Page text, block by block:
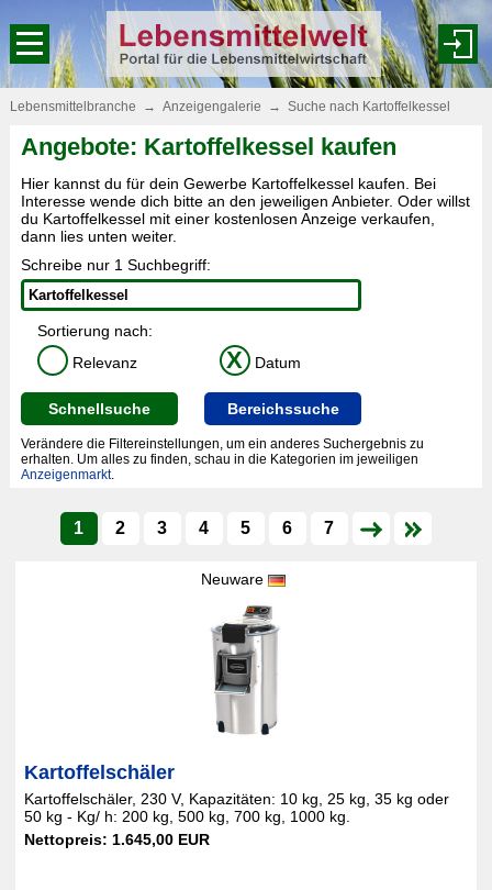
Lebensmittelbranche → Anzeigengalerie → Suche nach Kartoffelkessel
Angebote: Kartoffelkessel kaufen
Hier kannst du für dein Gewerbe Kartoffelkessel kaufen. Bei
Interesse wende dich bitte an den jeweiligen Anbieter. Oder willst
du Kartoffelkessel mit einer kostenlosen Anzeige verkaufen,
dann lies unten weiter.
Schreibe nur 1 Suchbegriff:
Sortierung nach:
Relevanz
X Datum
Schnellsuche Bereichssuche
Verändere die Filtereinstellungen, um ein anderes Suchergebnis zu
erhalten. Um alles zu finden, schau in die Kategorien im jeweiligen
Anzeigenmarkt.
1 2 3 4 5 6 7
Neuware
Kartoffelschäler
Kartoffelschäler, 230 V, Kapazitäten: 10 kg, 25 kg, 35 kg oder
50 kg - Kg/ h: 200 kg, 500 kg, 700 kg, 1000 kg.
Nettopreis: 1.645,00 EUR